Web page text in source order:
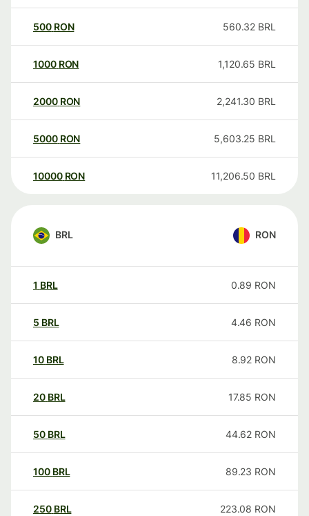
500 RON 560.32 BRL
1000 RON 1,120.65 BRL
2000 RON 2,241.30 BRL
5000 RON 5,603.25 BRL
10000 RON 11,206.50 BRL
BRL RON
1 BRL 0.89 RON
5 BRL 4.46 RON
10 BRL 8.92 RON
20 BRL 17.85 RON
50 BRL 44.62 RON
100 BRL 89.23 RON
250 BRL 223.08 RON